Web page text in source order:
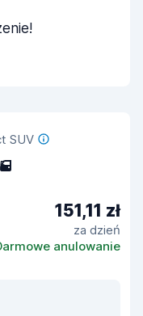
SUV
5
151,11 zł
za dzień
anulowanie